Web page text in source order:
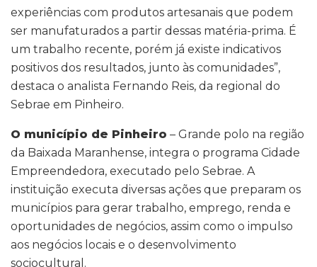
experiências com produtos artesanais que podem
ser manufaturados a partir dessas matéria-prima. É
um trabalho recente, porém já existe indicativos
positivos dos resultados, junto às comunidades”,
destaca o analista Fernando Reis, da regional do
Sebrae em Pinheiro.
O município de Pinheiro – Grande polo na região
da Baixada Maranhense, integra o programa Cidade
Empreendedora, executado pelo Sebrae. A
instituição executa diversas ações que preparam os
municípios para gerar trabalho, emprego, renda e
oportunidades de negócios, assim como o impulso
aos negócios locais e o desenvolvimento
sociocultural.